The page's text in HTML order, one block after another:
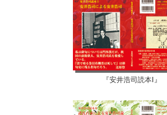
『安井浩司読本Ⅰ』